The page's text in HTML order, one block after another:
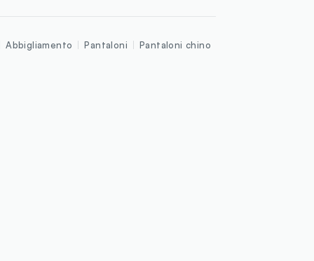
Abbigliamento Pantaloni Pantaloni chino